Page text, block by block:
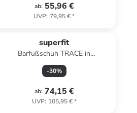
ab: 55,96 €
UVP: 79,95 €*
superfit
Barfußschuh TRACE in
Grün/Hellgrün
-30%
ab: 74,15 €
UVP: 105,95 €*